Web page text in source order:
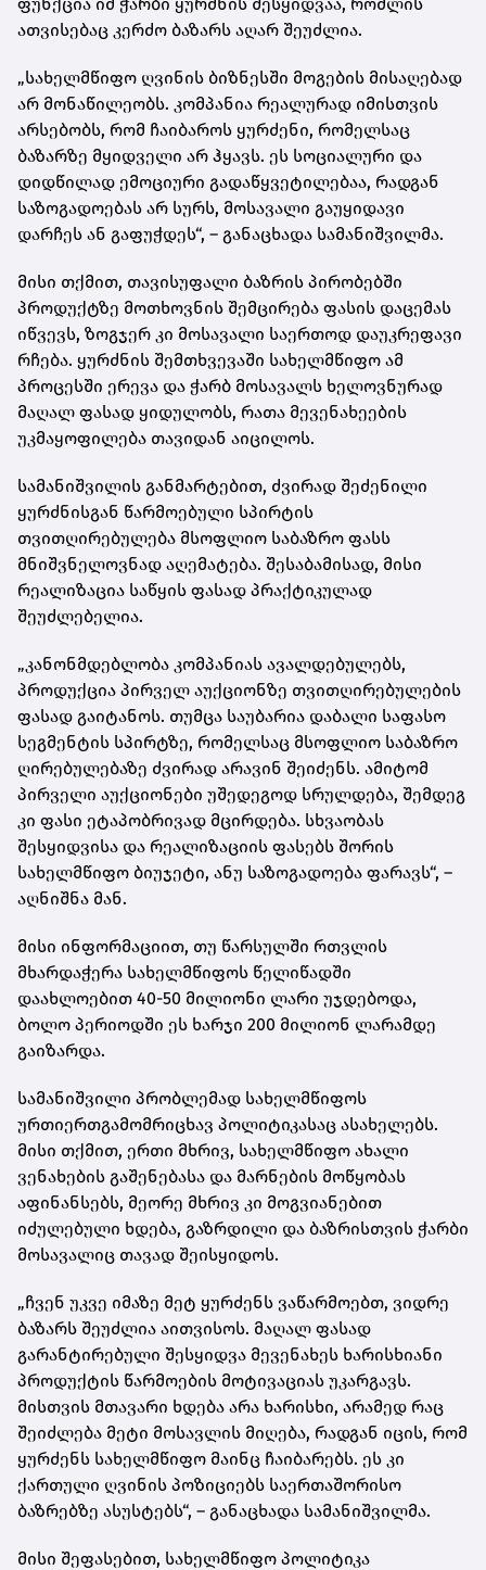
ათვისებაც კერძო ბაზარს აღარ შეუძლია.
„სახელმწიფო ღვინის ბიზნესში მოგების მისაღებად
არ მონაწილეობს. კომპანია რეალურად იმისთვის
არსებობს, რომ ჩაიბაროს ყურძენი, რომელსაც
ბაზარზე მყიდველი არ ჰყავს. ეს სოციალური და
დიდწილად ემოციური გადაწყვეტილებაა, რადგან
საზოგადოებას არ სურს, მოსავალი გაუყიდავი
დარჩეს ან გაფუჭდეს“, – განაცხადა სამანიშვილმა.
მისი თქმით, თავისუფალი ბაზრის პირობებში
პროდუქტზე მოთხოვნის შემცირება ფასის დაცემას
იწვევს, ზოგჯერ კი მოსავალი საერთოდ დაუკრეფავი
რჩება. ყურძნის შემთხვევაში სახელმწიფო ამ
პროცესში ერევა და ჭარბ მოსავალს ხელოვნურად
მაღალ ფასად ყიდულობს, რათა მევენახეების
უკმაყოფილება თავიდან აიცილოს.
სამანიშვილის განმარტებით, ძვირად შეძენილი
ყურძნისგან წარმოებული სპირტის
თვითღირებულება მსოფლიო საბაზრო ფასს
მნიშვნელოვნად აღემატება. შესაბამისად, მისი
რეალიზაცია საწყის ფასად პრაქტიკულად
შეუძლებელია.
„კანონმდებლობა კომპანიას ავალდებულებს,
პროდუქცია პირველ აუქციონზე თვითღირებულების
ფასად გაიტანოს. თუმცა საუბარია დაბალი საფასო
სეგმენტის სპირტზე, რომელსაც მსოფლიო საბაზრო
ღირებულებაზე ძვირად არავინ შეიძენს. ამიტომ
პირველი აუქციონები უშედეგოდ სრულდება, შემდეგ
კი ფასი ეტაპობრივად მცირდება. სხვაობას
შესყიდვისა და რეალიზაციის ფასებს შორის
სახელმწიფო ბიუჯეტი, ანუ საზოგადოება ფარავს“, –
აღნიშნა მან.
მისი ინფორმაციით, თუ წარსულში რთვლის
მხარდაჭერა სახელმწიფოს წელიწადში
დაახლოებით 40-50 მილიონი ლარი უჯდებოდა,
ბოლო პერიოდში ეს ხარჯი 200 მილიონ ლარამდე
გაიზარდა.
სამანიშვილი პრობლემად სახელმწიფოს
ურთიერთგამომრიცხავ პოლიტიკასაც ასახელებს.
მისი თქმით, ერთი მხრივ, სახელმწიფო ახალი
ვენახების გაშენებასა და მარნების მოწყობას
აფინანსებს, მეორე მხრივ კი მოგვიანებით
იძულებული ხდება, გაზრდილი და ბაზრისთვის ჭარბი
მოსავალიც თავად შეისყიდოს.
„ჩვენ უკვე იმაზე მეტ ყურძენს ვაწარმოებთ, ვიდრე
ბაზარს შეუძლია აითვისოს. მაღალ ფასად
გარანტირებული შესყიდვა მევენახეს ხარისხიანი
პროდუქტის წარმოების მოტივაციას უკარგავს.
მისთვის მთავარი ხდება არა ხარისხი, არამედ რაც
შეიძლება მეტი მოსავლის მიღება, რადგან იცის, რომ
ყურძენს სახელმწიფო მაინც ჩაიბარებს. ეს კი
ქართული ღვინის პოზიციებს საერთაშორისო
ბაზრებზე ასუსტებს“, – განაცხადა სამანიშვილმა.
მისი შეფასებით, სახელმწიფო პოლიტიკა